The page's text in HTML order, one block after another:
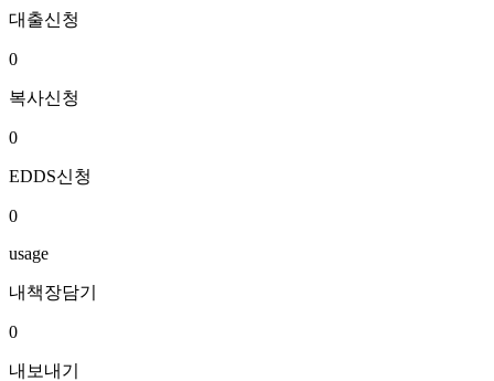
대출신청
0
복사신청
0
EDDS신청
0
usage
내책장담기
0
내보내기